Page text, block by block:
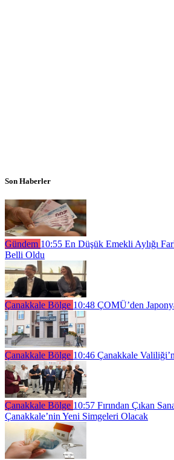
Son Haberler
Gündem 10:55 En Düşük Emekli Aylığı
Belli Oldu
Çanakkale Bölge 10:48 ÇOMÜ’den
Çanakkale Bölge 10:46 Çanakkale
Çanakkale Bölge 10:57 Fırından Çıkan
Çanakkale’nin Yeni Simgeleri Olacak